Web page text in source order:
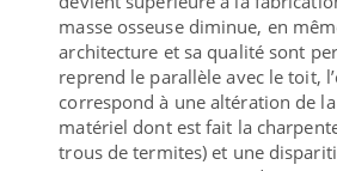
masse osseuse diminue, en
architecture et sa qualité sont
reprend le parallèle avec le toit,
correspond à une altération de
matériel dont est fait la
trous de termites) et une